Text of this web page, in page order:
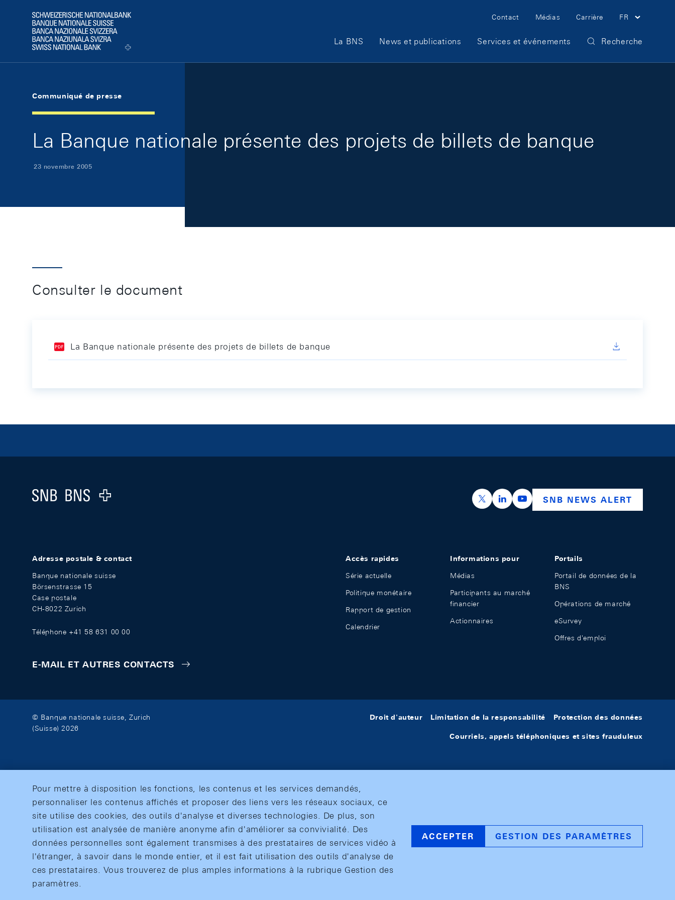
Logo
Meta Navigation
Contact Médias Carrière FR
Main Navigation
La BNS News et publications Services et événements Recherche
Communiqué de presse
La Banque nationale présente des projets de billets de banque
23 novembre 2005
Consulter le document
La Banque nationale présente des projets de billets de banque
Logo
https://x.com/snb_bns
https://ch.linkedin.com/company/swiss-
https://www.youtube.com/
SNB NEWS ALERT
Adresse postale & contact
Banque nationale suisse
Börsenstrasse 15
Case postale
CH-8022 Zurich
Téléphone +41 58 631 00 00
E-MAIL ET AUTRES CONTACTS
Accès rapides
Série actuelle
Politique monétaire
Rapport de gestion
Calendrier
Informations pour
Médias
Participants au marché
financier
Actionnaires
Portails
Portail de données de la
BNS
Opérations de marché
eSurvey
Offres d'emploi
© Banque nationale suisse, Zurich
(Suisse) 2026
Droit d'auteur Limitation de la responsabilité Protection des données
Courriels, appels téléphoniques et sites frauduleux
Pour mettre à disposition les fonctions, les contenus et les services demandés,
personnaliser les contenus affichés et proposer des liens vers les réseaux sociaux, ce
site utilise des cookies, des outils d'analyse et diverses technologies. De plus, son
utilisation est analysée de manière anonyme afin d'améliorer sa convivialité. Des
données personnelles sont également transmises à des prestataires de services vidéo à
l'étranger, à savoir dans le monde entier, et il est fait utilisation des outils d'analyse de
ces prestataires. Vous trouverez de plus amples informations à la rubrique Gestion des
paramètres.
ACCEPTER GESTION DES PARAMÈTRES